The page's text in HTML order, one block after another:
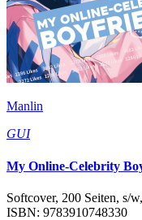
Manlin
GUI
My Online-Celebrity
Softcover, 200 Seiten, s/
ISBN: 9783910748330